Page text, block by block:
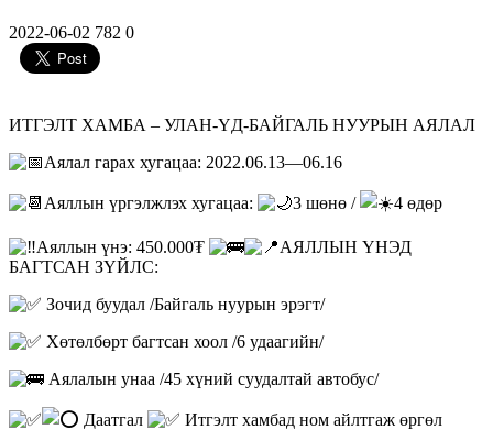
2022-06-02 782 0
ИТГЭЛТ ХАМБА – УЛАН-ҮД-БАЙГАЛЬ НУУРЫН АЯЛАЛ
Аялал гарах хугацаа: 2022.06.13—06.16
Аяллын үргэлжлэх хугацаа: 3 шөнө / 4 өдөр
Аяллын үнэ: 450.000₮
АЯЛЛЫН ҮНЭД
БАГТСАН ЗҮЙЛС:
Зочид буудал /Байгаль нуурын эрэгт/
Хөтөлбөрт багтсан хоол /6 удаагийн/
Аялалын унаа /45 хүний суудалтай автобус/
Даатгал
Итгэлт хамбад ном айлтгаж өргөл